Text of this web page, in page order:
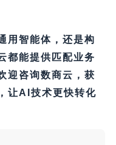
用智能体，还是构
都能提供匹配业务
迎咨询数商云，获
让AI技术更快转化